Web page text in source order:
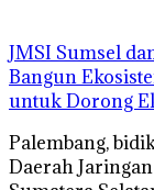
JMSI Sumsel
Bangun
untuk Dorong
Palembang,
Daerah